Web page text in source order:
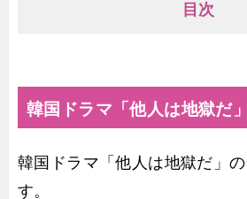
目次
韓国ドラマ「他人は地獄だ
韓国ドラマ「他人は地獄だ」
す。